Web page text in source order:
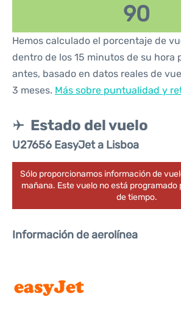
90
Hemos calculado el porcentaje de
dentro de los 15 minutos de su hora
antes, basado en datos reales de
3 meses. Más sobre puntualidad y
Estado del vuelo
U27656 EasyJet a Lisboa
Sólo proporcionamos información de
mañana. Este vuelo no está
de tiempo.
Información de aerolínea